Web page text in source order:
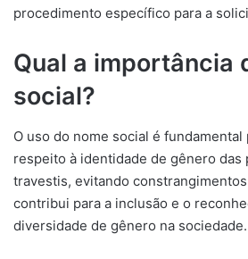
procedimento específico para a
Qual a importância
social?
O uso do nome social é fundamental
respeito à identidade de gênero das
travestis, evitando
contribui para a inclusão e o
diversidade de gênero na sociedade.